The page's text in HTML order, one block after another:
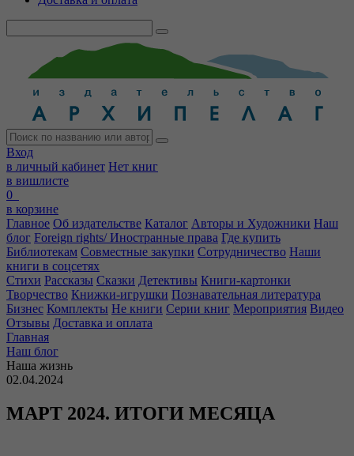
Вход
в личный кабинет Нет книг
в вишлисте
0
в корзине
Главное Об издательстве Каталог Авторы и Художники Наш
блог Foreign rights/ Иностранные права Где купить
Библиотекам Совместные закупки Сотрудничество Наши
книги в соцсетях
Стихи Рассказы Сказки Детективы Книги-картонки
Творчество Книжки-игрушки Познавательная литература
Бизнес Комплекты Не книги Серии книг Мероприятия Видео
Отзывы Доставка и оплата
Главная
Наш блог
Наша жизнь
02.04.2024
МАРТ 2024. ИТОГИ МЕСЯЦА